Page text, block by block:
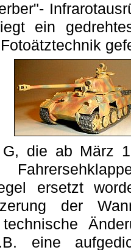
ein
die ab März
ersetzt
der
eine